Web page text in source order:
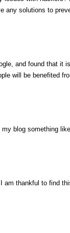
any solutions to
and found that it
will be benefited
blog something
thankful to find